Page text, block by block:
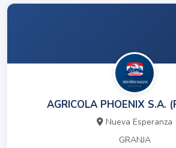
AGRICOLA PHOENIX S.A.
Nueva Esperanza
GRANJA